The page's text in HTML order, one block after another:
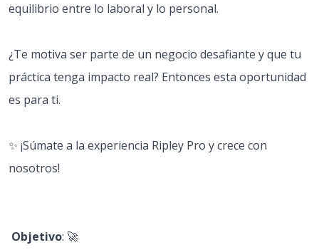
equilibrio entre lo laboral y lo personal.
¿Te motiva ser parte de un negocio desafiante y que tu
práctica tenga impacto real? Entonces esta oportunidad
es para ti.
✨ ¡Súmate a la experiencia Ripley Pro y crece con
nosotros!
Objetivo: 🚀